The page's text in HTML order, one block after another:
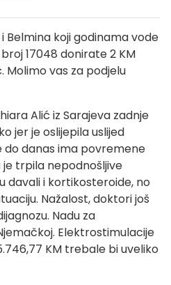
Belmina koji godinama vode
17048 donirate 2 KM
Molimo vas za podjelu
Alić iz Sarajeva zadnje
jer je oslijepila uslijed
do danas ima povremene
trpila nepodnošljive
davali i kortikosteroide, no
Nažalost, doktori još
Nadu za
Elektrostimulacije
KM trebale bi uveliko